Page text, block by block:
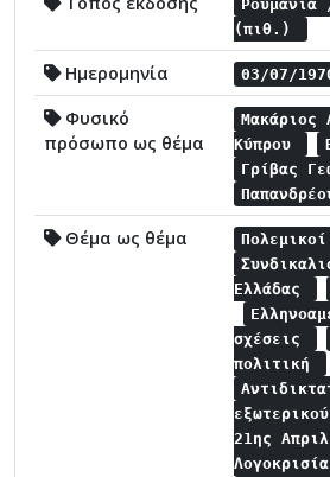
Ρουμανία
(πιθ.)
Ημερομηνία 03/07/
Φυσικό
πρόσωπο ως θέμα
Μακάριος
Κύπρου
Γρίβας
Θέμα ως θέμα
Ελλάδας
σχέσεις
πολιτική
εξωτερικού
21ης
Λογοκρισία